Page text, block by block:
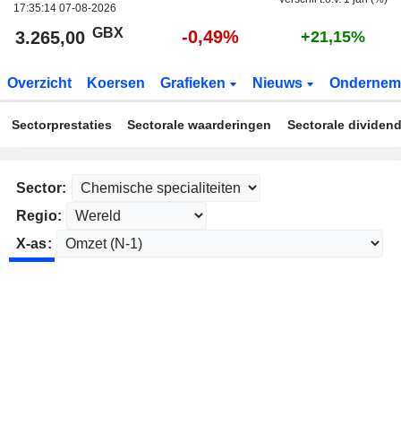
17:35:14 07-08-2026
3.265,00 GBX -0,49% +21,15%
Overzicht Koersen Grafieken Nieuws
Sectorprestaties Sectorale waarderingen Sectorale
Sector:
Regio:
X-as: